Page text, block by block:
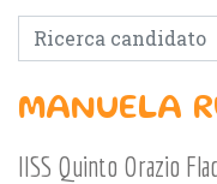
MANUELA
IISS Quinto Orazio